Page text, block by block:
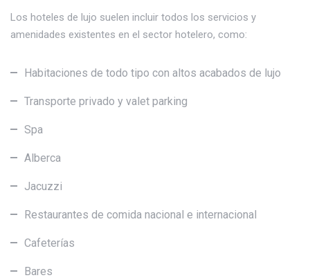
Los hoteles de lujo suelen incluir todos los servicios y
amenidades existentes en el sector hotelero, como:
Habitaciones de todo tipo con altos acabados de lujo
Transporte privado y valet parking
Spa
Alberca
Jacuzzi
Restaurantes de comida nacional e internacional
Cafeterías
Bares